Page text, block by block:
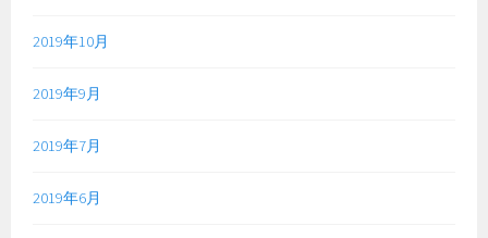
2019年10月
2019年9月
2019年7月
2019年6月